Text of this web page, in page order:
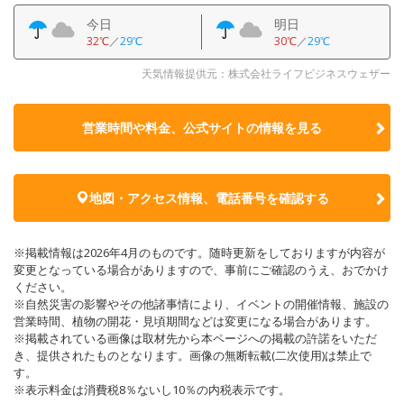
今日
32℃／29℃
明日
30℃／29℃
天気情報提供元：株式会社ライフビジネスウェザー
営業時間や料金、公式サイトの情報を見る
地図・アクセス情報、電話番号を確認する
※掲載情報は2026年4月のものです。随時更新をしておりますが内容が
変更となっている場合がありますので、事前にご確認のうえ、おでかけ
ください。
※自然災害の影響やその他諸事情により、イベントの開催情報、施設の
営業時間、植物の開花・見頃期間などは変更になる場合があります。
※掲載されている画像は取材先から本ページへの掲載の許諾をいただ
き、提供されたものとなります。画像の無断転載(二次使用)は禁止で
す。
※表示料金は消費税8％ないし10％の内税表示です。